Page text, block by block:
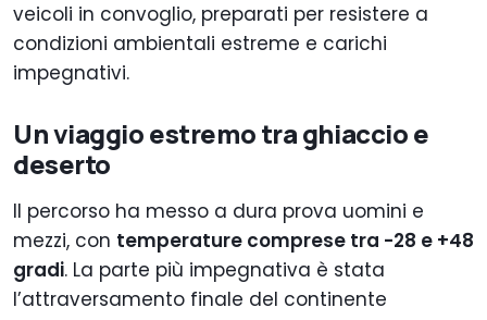
veicoli in convoglio, preparati per resistere a
condizioni ambientali estreme e carichi
impegnativi.
Un viaggio estremo tra ghiaccio e
deserto
Il percorso ha messo a dura prova uomini e
mezzi, con temperature comprese tra -28 e +48
gradi. La parte più impegnativa è stata
l’attraversamento finale del continente